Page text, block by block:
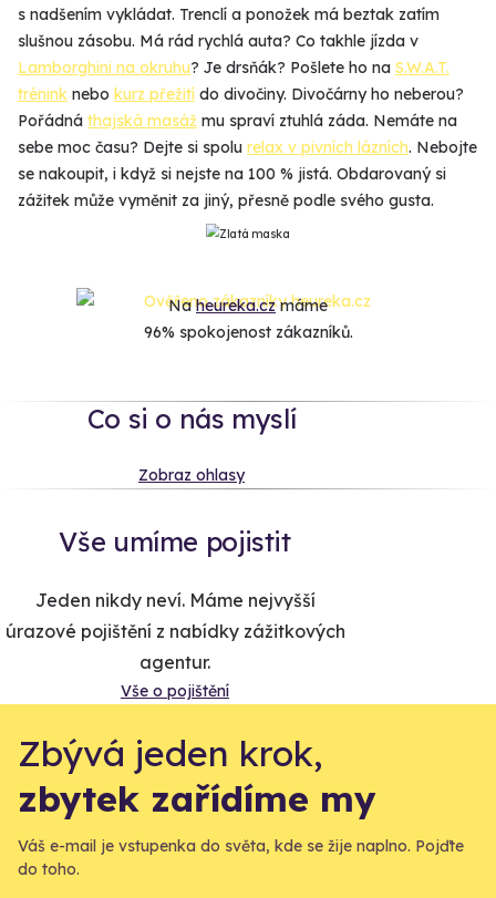
s nadšením vykládat. Trenclí a ponožek má beztak zatím
slušnou zásobu. Má rád rychlá auta? Co takhle jízda v
Lamborghini na okruhu? Je drsňák? Pošlete ho na S.W.A.T.
trénink nebo kurz přežití do divočiny. Divočárny ho neberou?
Pořádná thajská masáž mu spraví ztuhlá záda. Nemáte na
sebe moc času? Dejte si spolu relax v pivních lázních. Nebojte
se nakoupit, i když si nejste na 100 % jistá. Obdarovaný si
zážitek může vyměnit za jiný, přesně podle svého gusta.
Naheureka.czmáme
96% spokojenost zákazníků.
Co si o nás myslí
Zobraz ohlasy
Vše umíme pojistit
Jeden nikdy neví. Máme nejvyšší
úrazové pojištění z nabídky zážitkových
agentur.
Vše o pojištění
Zbývá jeden krok,
zbytek zařídíme my
Váš e-mail je vstupenka do světa, kde se žije naplno. Pojďte
do toho.